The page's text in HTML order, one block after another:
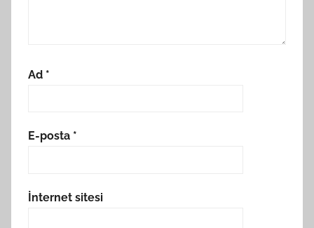
Ad *
E-posta *
İnternet sitesi